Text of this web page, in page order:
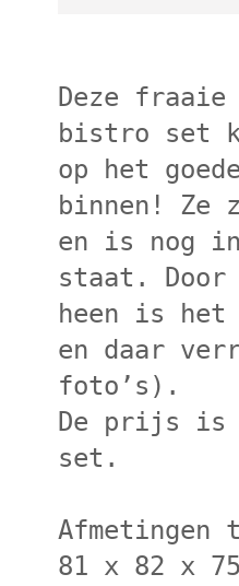
Deze fraaie
bistro set
op het
binnen!
en is nog
staat. Door
heen is
en daar
foto’s).
De prijs is
set.
81 x 82 x